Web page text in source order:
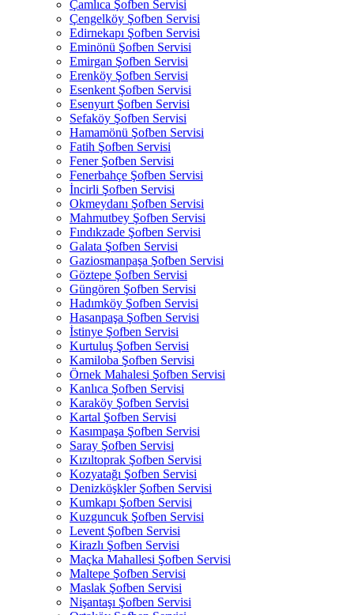
Çamlıca Şofben Servisi
Çengelköy Şofben Servisi
Edirnekapı Şofben Servisi
Eminönü Şofben Servisi
Emirgan Şofben Servisi
Erenköy Şofben Servisi
Esenkent Şofben Servisi
Esenyurt Şofben Servisi
Sefaköy Şofben Servisi
Hamamönü Şofben Servisi
Fatih Şofben Servisi
Fener Şofben Servisi
Fenerbahçe Şofben Servisi
İncirli Şofben Servisi
Okmeydanı Şofben Servisi
Mahmutbey Şofben Servisi
Fındıkzade Şofben Servisi
Galata Şofben Servisi
Gaziosmanpaşa Şofben Servisi
Göztepe Şofben Servisi
Güngören Şofben Servisi
Hadımköy Şofben Servisi
Hasanpaşa Şofben Servisi
İstinye Şofben Servisi
Kurtuluş Şofben Servisi
Kamiloba Şofben Servisi
Örnek Mahalesi Şofben Servisi
Kanlıca Şofben Servisi
Karaköy Şofben Servisi
Kartal Şofben Servisi
Kasımpaşa Şofben Servisi
Saray Şofben Servisi
Kızıltoprak Şofben Servisi
Kozyatağı Şofben Servisi
Denizköşkler Şofben Servisi
Kumkapı Şofben Servisi
Kuzguncuk Şofben Servisi
Levent Şofben Servisi
Kirazlı Şofben Servisi
Maçka Mahallesi Şofben Servisi
Maltepe Şofben Servisi
Maslak Şofben Servisi
Nişantaşı Şofben Servisi